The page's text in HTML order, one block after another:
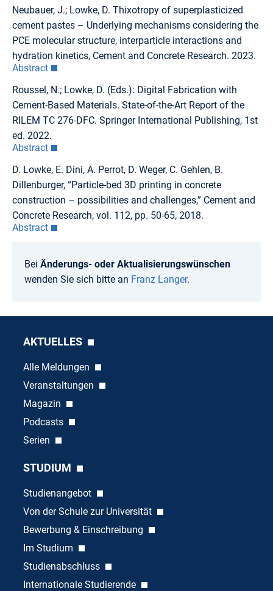
Neubauer, J.; Lowke, D. Thixotropy of superplasticized
cement pastes – Underlying mechanisms considering the
PCE molecular structure, interparticle interactions and
hydration kinetics, Cement and Concrete Research. 2023.
Abstract
Roussel, N.; Lowke, D. (Eds.): Digital Fabrication with
Cement-Based Materials. State-of-the-Art Report of the
RILEM TC 276-DFC. Springer International Publishing, 1st
ed. 2022.
Abstract
D. Lowke, E. Dini, A. Perrot, D. Weger, C. Gehlen, B.
Dillenburger, “Particle-bed 3D printing in concrete
construction – possibilities and challenges,” Cement and
Concrete Research, vol. 112, pp. 50-65, 2018.
Abstract
Bei Änderungs- oder Aktualisierungswünschen
wenden Sie sich bitte an Franz Langer.
AKTUELLES
Alle Meldungen
Veranstaltungen
Magazin
Podcasts
Serien
STUDIUM
Studienangebot
Von der Schule zur Universität
Bewerbung & Einschreibung
Im Studium
Studienabschluss
Internationale Studierende